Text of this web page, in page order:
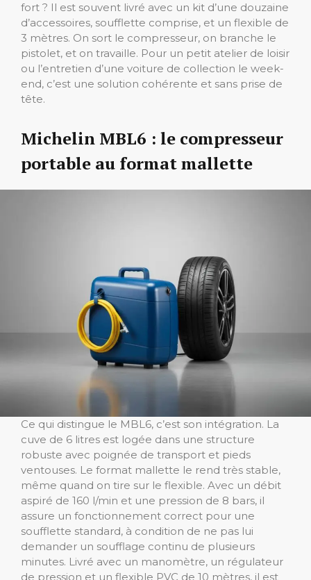
fort ? Il est souvent livré avec un kit d’une douzaine
d’accessoires, soufflette comprise, et un flexible de
3 mètres. On sort le compresseur, on branche le
pistolet, et on travaille. Pour un petit atelier de loisir
ou l’entretien d’une voiture de collection le week-
end, c’est une solution cohérente et sans prise de
tête.
Michelin MBL6 : le compresseur
portable au format mallette
Ce qui distingue le MBL6, c’est son intégration. La
cuve de 6 litres est logée dans une structure
robuste avec poignée de transport et pieds
ventouses. Le format mallette le rend très stable,
même quand on tire sur le flexible. Avec un débit
aspiré de 160 l/min et une pression de 8 bars, il
assure un fonctionnement correct pour une
soufflette standard, à condition de ne pas lui
demander un soufflage continu de plusieurs
minutes. Livré avec un manomètre, un régulateur
de pression et un flexible PVC de 10 mètres, il est